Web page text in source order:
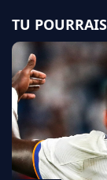
TU